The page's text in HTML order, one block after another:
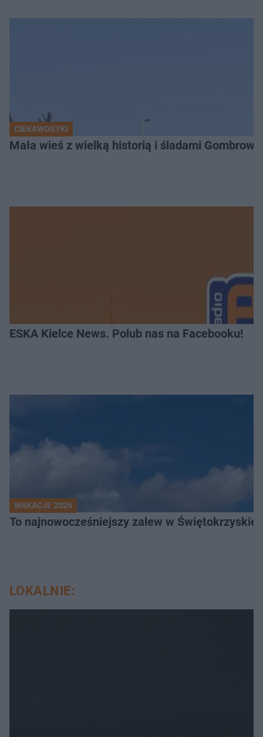
CIEKAWOSTKI
Mała wieś z wielką historią i śladami
ESKA Kielce News. Polub nas na Facebooku!
WAKACJE 2026
To najnowocześniejszy zalew w
LOKALNIE: